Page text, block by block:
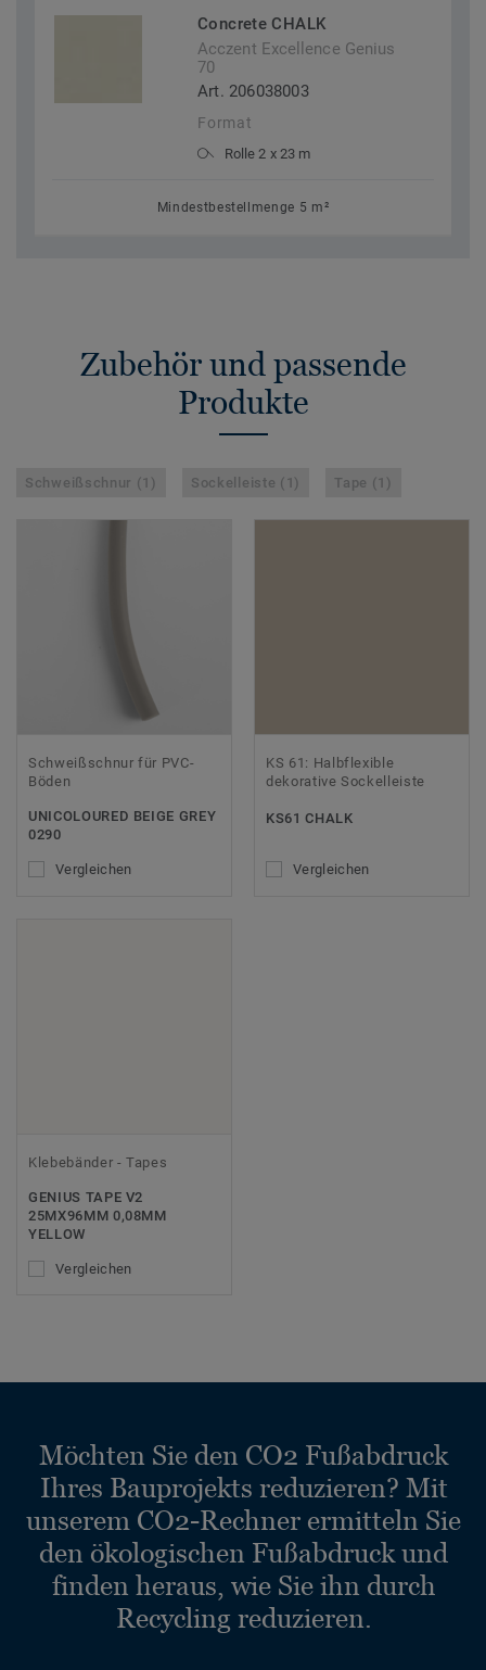
Concrete CHALK
Acczent Excellence Genius
70
Art. 206038003
Format
Rolle 2 x 23 m
Mindestbestellmenge 5 m²
Zubehör und passende
Produkte
Schweißschnur (1) Sockelleiste (1) Tape (1)
Schweißschnur für PVC-
Böden
UNICOLOURED BEIGE GREY
0290
Vergleichen
KS 61: Halbflexible
dekorative Sockelleiste
KS61 CHALK
Vergleichen
Klebebänder - Tapes
GENIUS TAPE V2
25MX96MM 0,08MM
YELLOW
Vergleichen
Möchten Sie den CO2 Fußabdruck
Ihres Bauprojekts reduzieren? Mit
unserem CO2-Rechner ermitteln Sie
den ökologischen Fußabdruck und
finden heraus, wie Sie ihn durch
Recycling reduzieren.